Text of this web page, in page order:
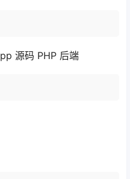
源码 PHP 后端